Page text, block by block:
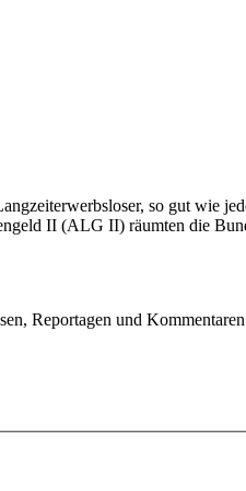
so gut wie
II (ALG II) räumten die
Reportagen und